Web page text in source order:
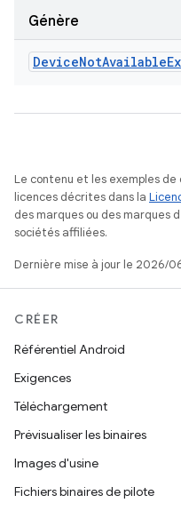
Génère
DeviceNotAvailable
Le contenu et les exemples
licences décrites dans la
des marques ou des marques
sociétés affiliées.
Dernière mise à jour le 2026/
CRÉER
Référentiel Android
Exigences
Téléchargement
Prévisualiser les binaires
Images d'usine
Fichiers binaires de pilote